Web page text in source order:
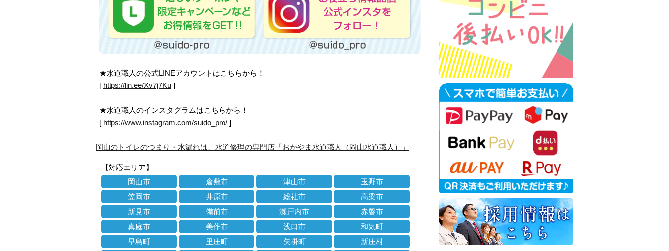
★水道職人の公式LINEアカウントはこちらから！
[ https://lin.ee/Xv7j7Ku ]
★水道職人のインスタグラムはこちらから！
[ https://www.instagram.com/suido_pro/ ]
岡山のトイレのつまり・水漏れは、水道修理の専門店「おかやま水道職人（岡山水道職人）」
【対応エリア】
岡山市
倉敷市 津山市
玉野市
笠岡市
井原市 総社市
高梁市
新見市
備前市 瀬戸内市
赤磐市
真庭市
美作市 浅口市
和気町
早島町
里庄町 矢掛町
新庄村